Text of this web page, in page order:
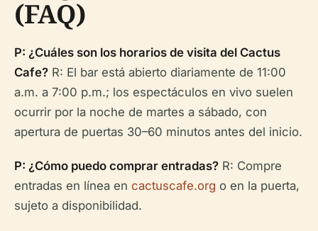
(FAQ)
P: ¿Cuáles son los horarios de visita del Cactus
Cafe? R: El bar está abierto diariamente de 11:00
a.m. a 7:00 p.m.; los espectáculos en vivo suelen
ocurrir por la noche de martes a sábado, con
apertura de puertas 30–60 minutos antes del inicio.
P: ¿Cómo puedo comprar entradas? R: Compre
entradas en línea en cactuscafe.org o en la puerta,
sujeto a disponibilidad.